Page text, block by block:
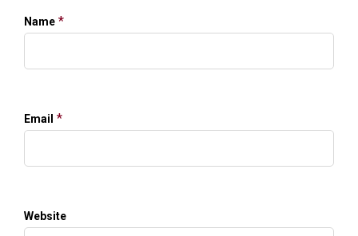
Name *
Email *
Website